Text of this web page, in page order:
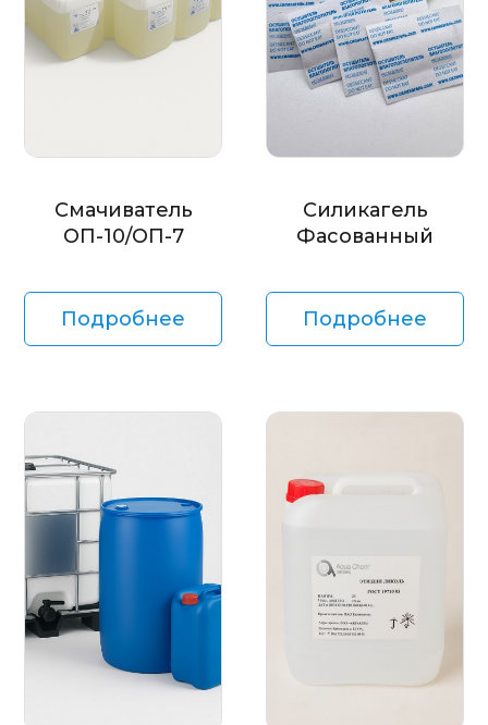
Смачиватель
ОП-10/ОП-7
Подробнее
Силикагель
Фасованный
Подробнее